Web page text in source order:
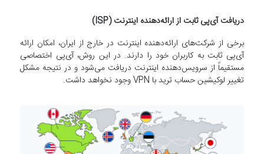
دریافت آی‌پی ثابت از ارائه‌دهنده اینترنت (ISP)
برخی از شرکت‌های ارائه‌دهنده اینترنت در خارج از ایران، امکان ارائه
آی‌پی ثابت به کاربران خود را دارند. در این روش، آی‌پی اختصاصی
مستقیماً از سرویس‌دهنده اینترنت دریافت می‌شود و در نتیجه مشکل
تغییر لوکیشین حساب ترید با VPN وجود نخواهد داشت.